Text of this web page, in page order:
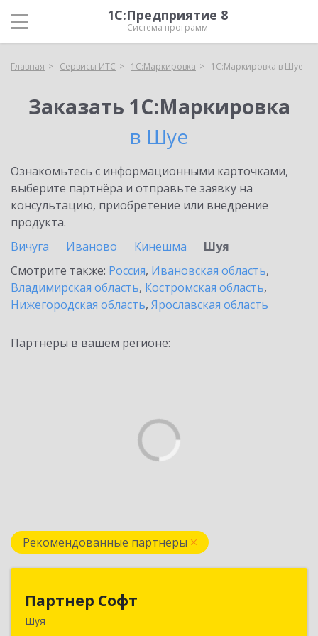
1С:Предприятие 8
Система программ
Главная Сервисы ИТС 1С:Маркировка 1С:Маркировка в Шуе
Заказать 1С:Маркировка
в Шуе
Ознакомьтесь с информационными карточками,
выберите партнёра и отправьте заявку на
консультацию, приобретение или внедрение
продукта.
Вичуга
Иваново Кинешма
Шуя
Смотрите также: Россия, Ивановская область,
Владимирская область, Костромская область,
Нижегородская область, Ярославская область
Партнеры в вашем регионе:
Рекомендованные партнеры
Партнер Софт
Шуя155900, Ивановская обл, Шуйский р-н, Шуя г,